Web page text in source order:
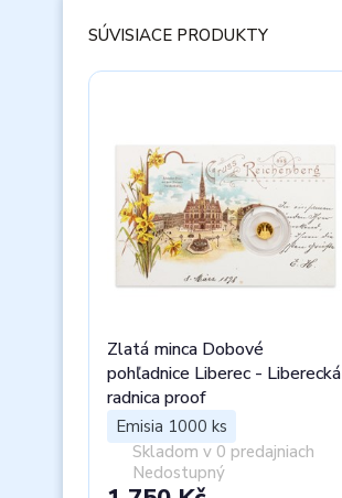
SÚVISIACE PRODUKTY
Zlatá minca Dobové
pohľadnice Liberec - Liberecká
radnica proof
Emisia 1000 ks
Skladom v 0 predajniach
Nedostupný